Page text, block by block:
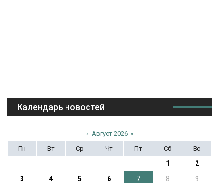
Календарь новостей
« Август 2026 »
Пн
Вт Ср Чт Пт Сб Вс
1
2
3
4 5 6 7 8
9